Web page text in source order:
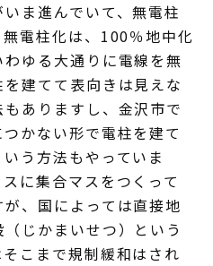
ま進んでいて、無電柱
電柱化は、100％地中化
ゆる大通りに電線を無
建てて表向きは見えな
ありますし、金沢市で
かない形で電柱を建て
う方法もやっていま
に集合マスをつくって
、国によっては直接地
じかまいせつ）という
こまで規制緩和はされ